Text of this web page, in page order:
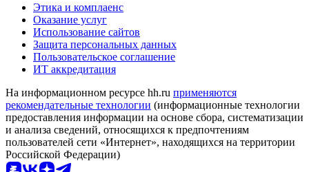
Этика и комплаенс
Оказание услуг
Использование сайтов
Защита персональных данных
Пользовательское соглашение
ИТ аккредитация
На информационном ресурсе hh.ru применяются
рекомендательные технологии (информационные технологии
предоставления информации на основе сбора, систематизации
и анализа сведений, относящихся к предпочтениям
пользователей сети «Интернет», находящихся на территории
Российской Федерации)